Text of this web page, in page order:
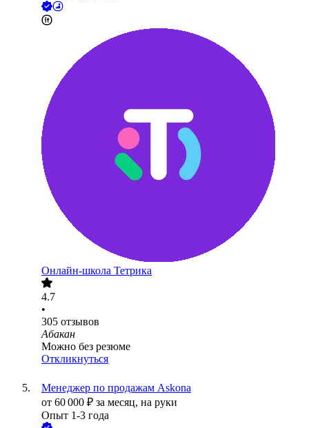
Онлайн-школа Тетрика
4.7
•
305 отзывов
Абакан
Можно без резюме
Откликнуться
Менеджер по продажам Askona
от 60 000 ₽ за месяц, на руки
Опыт 1-3 года